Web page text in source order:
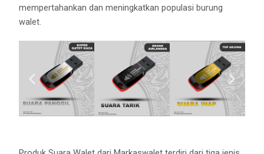
mempertahankan dan meningkatkan populasi burung
walet.